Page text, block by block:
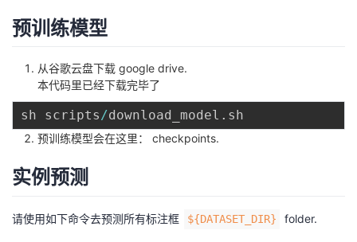
预训练模型
从谷歌云盘下载 google drive.
本代码里已经下载完毕了
sh scripts/download_model .
预训练模型会在这里： checkpoints.
实例预测
请使用如下命令去预测所有标注框 ${DATASET_DIR} folder.